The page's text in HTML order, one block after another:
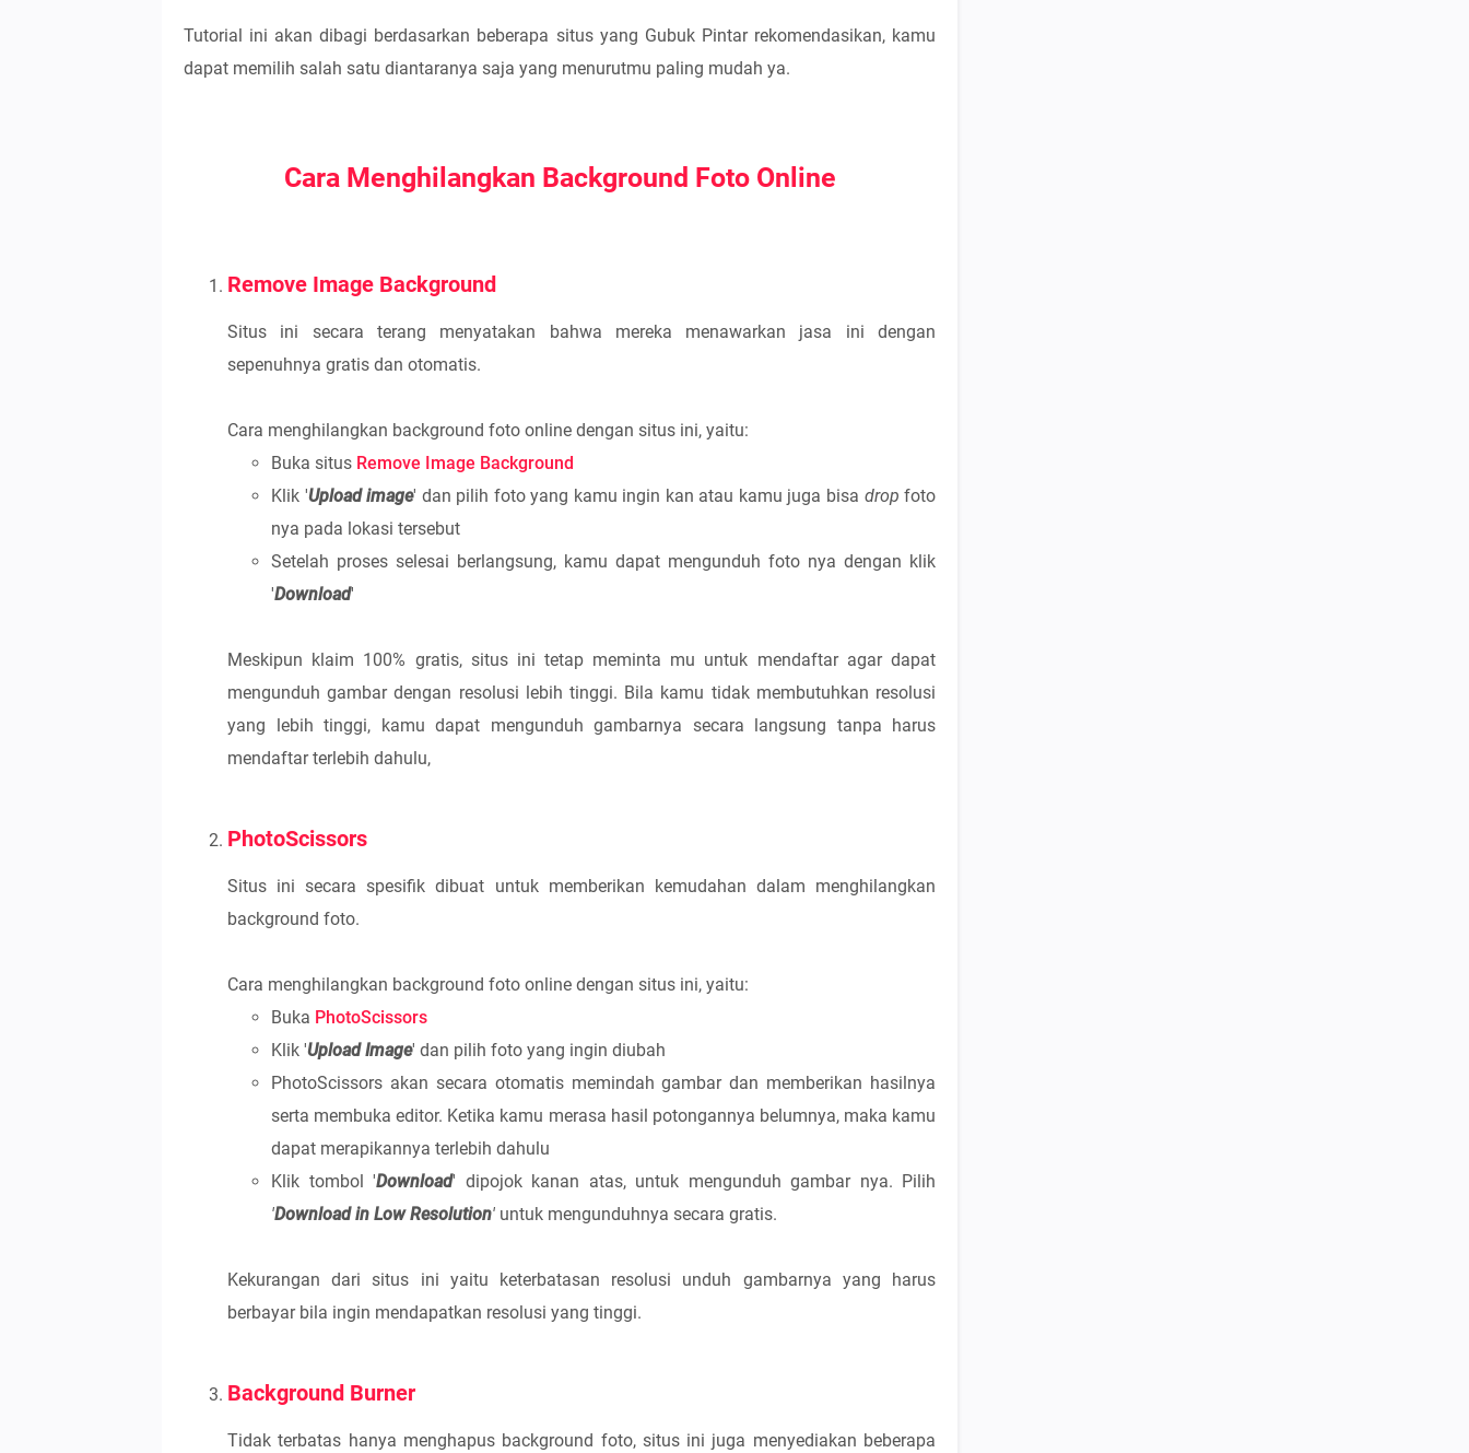
Tutorial ini akan dibagi berdasarkan beberapa situs yang Gubuk Pintar rekomendasikan, kamu
dapat memilih salah satu diantaranya saja yang menurutmu paling mudah ya.
Cara Menghilangkan Background Foto Online
Remove Image Background
Situs ini secara terang menyatakan bahwa mereka menawarkan jasa ini dengan
sepenuhnya gratis dan otomatis.
Cara menghilangkan background foto online dengan situs ini, yaitu:
Buka situs Remove Image Background
Klik 'Upload image' dan pilih foto yang kamu ingin kan atau kamu juga bisa dropfoto
nya pada lokasi tersebut
Setelah proses selesai berlangsung, kamu dapat mengunduh foto nya dengan klik
'Download'
Meskipun klaim 100% gratis, situs ini tetap meminta mu untuk mendaftar agar dapat
mengunduh gambar dengan resolusi lebih tinggi. Bila kamu tidak membutuhkan resolusi
yang lebih tinggi, kamu dapat mengunduh gambarnya secara langsung tanpa harus
mendaftar terlebih dahulu,
PhotoScissors
Situs ini secara spesifik dibuat untuk memberikan kemudahan dalam menghilangkan
background foto.
Cara menghilangkan background foto online dengan situs ini, yaitu:
Buka PhotoScissors
Klik 'Upload Image' dan pilih foto yang ingin diubah
PhotoScissors akan secara otomatis memindah gambar dan memberikan hasilnya
serta membuka editor. Ketika kamu merasa hasil potongannya belumnya, maka kamu
dapat merapikannya terlebih dahulu
Klik tombol 'Download' dipojok kanan atas, untuk mengunduh gambar nya. Pilih
'Download in Low Resolution' untuk mengunduhnya secara gratis.
Kekurangan dari situs ini yaitu keterbatasan resolusi unduh gambarnya yang harus
berbayar bila ingin mendapatkan resolusi yang tinggi.
Background Burner
Tidak terbatas hanya menghapus background foto, situs ini juga menyediakan beberapa